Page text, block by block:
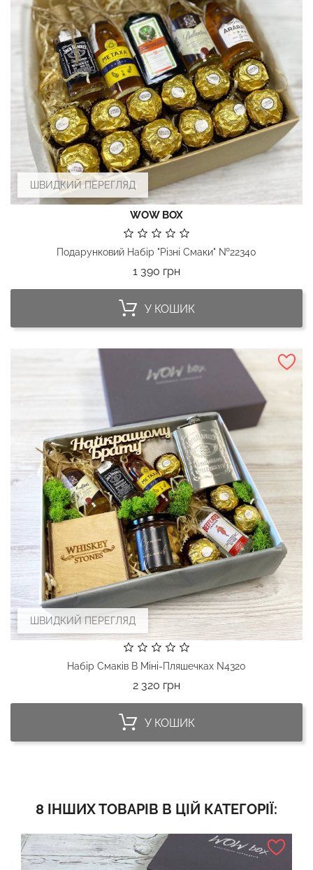
ШВИДКИЙ ПЕРЕГЛЯД
WOW BOX
Подарунковий Набір "Різні Смаки" №22340
1 390 грнЦіна
У КОШИК
ШВИДКИЙ ПЕРЕГЛЯД
Набір Смаків В Міні-Пляшечках N4320
2 320 грнЦіна
У КОШИК
8 ІНШИХ ТОВАРІВ В ЦІЙ КАТЕГОРІЇ: